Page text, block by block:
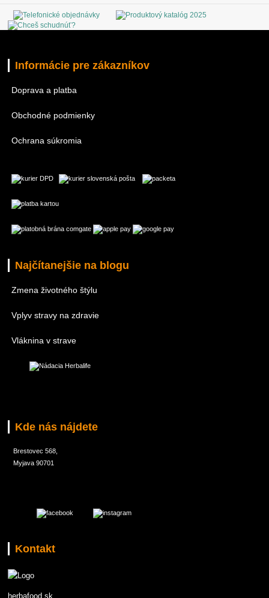
Informácie pre zákazníkov
Doprava a platba
Obchodné podmienky
Ochrana súkromia
Najčítanejšie na blogu
Zmena životného štýlu
Vplyv stravy na zdravie
Vláknina v strave
Kde nás nájdete
Brestovec 568,
Myjava 90701
Kontakt
herbafood.sk